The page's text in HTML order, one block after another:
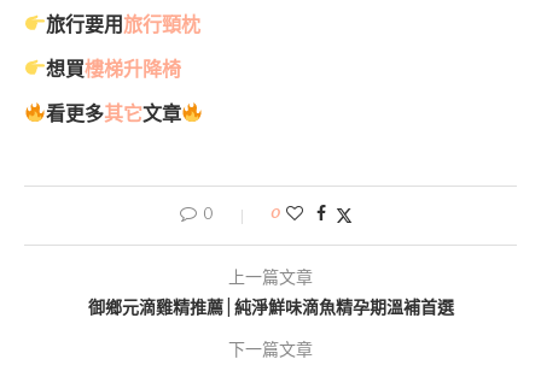
旅行要用旅行頸枕
想買樓梯升降椅
看更多其它文章
0 0
上一篇文章
御鄉元滴雞精推薦 | 純淨鮮味滴魚精孕期溫補首選
下一篇文章